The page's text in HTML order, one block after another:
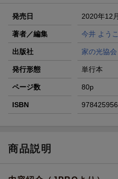
発売日 2020年12
著者／編集 今井 ようこ
出版社 家の光協会
発行形態 単行本
ページ数 80p
ISBN
商品説明